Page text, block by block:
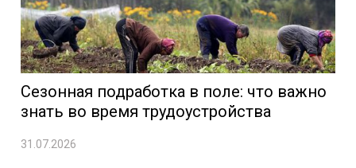
Сезонная подработка в поле: что важно
знать во время трудоустройства
31.07.2026